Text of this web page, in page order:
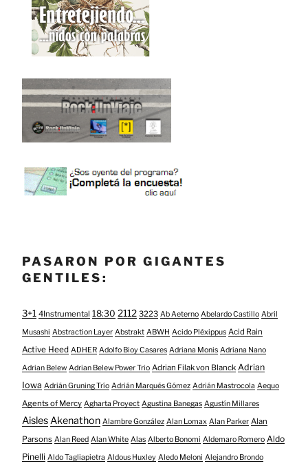
PASARON POR GIGANTES
GENTILES:
3+1 4Instrumental 18:30 2112 3223 Ab Aeterno Abelardo Castillo Abril
Musashi Abstraction Layer Abstrakt ABWH Acido Pléxippus Acid Rain
Active Heed ADHER Adolfo Bioy Casares Adriana Monis Adriana Nano
Adrian Belew Adrian Belew Power Trio Adrian Filak von Blanck Adrian
Iowa Adrián Gruning Trío Adrián Marqués Gómez Adrián Mastrocola Aequo
Agents of Mercy Agharta Proyect Agustina Banegas Agustín Millares
AislesAkenathon Alambre González Alan Lomax Alan Parker Alan
Parsons Alan Reed Alan White Alas Alberto Bonomi Aldemaro Romero Aldo
Pinelli Aldo Tagliapietra Aldous Huxley Aledo Meloni Alejandro Brondo